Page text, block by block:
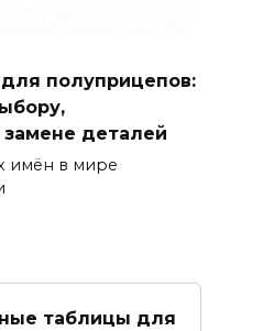
для полуприцепов:
деталей
имён в мире
таблицы для